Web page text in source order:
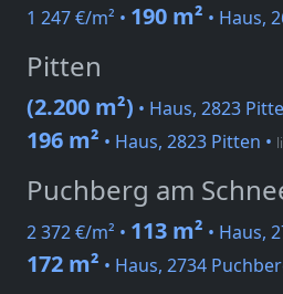
1 247 €/m² • 190 m² • Haus,
Pitten
(2.200 m²) • Haus, 2823
196 m² • Haus, 2823 Pitten •
Puchberg am
2 372 €/m² • 113 m² • Haus,
172 m² • Haus, 2734